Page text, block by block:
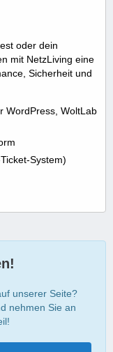
oder dein
mit NetzLiving eine
Sicherheit und
WordPress, WoltLab
System)
unserer Seite?
nehmen Sie an